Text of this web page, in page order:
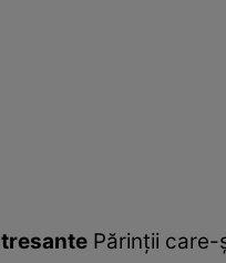
Părinţii care-